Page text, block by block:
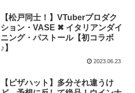
【松戸同士！】VTuberプロダク
ション・VASE ✖ イタリアンダイ
ニング・パストール【初コラボ
♪】
2023.06.23
【ピザハット】多分それ違うけ